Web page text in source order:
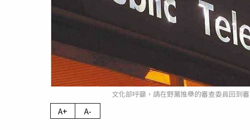
文化部呼籲，請在野黨推舉的審查委員回到
A+ A-